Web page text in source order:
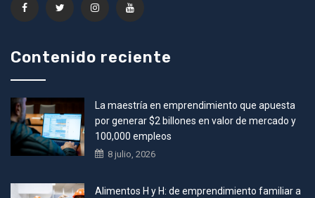
Contenido reciente
La maestría en emprendimiento que apuesta
por generar $2 billones en valor de mercado y
100,000 empleos
8 julio, 2026
Alimentos H y H: de emprendimiento familiar a